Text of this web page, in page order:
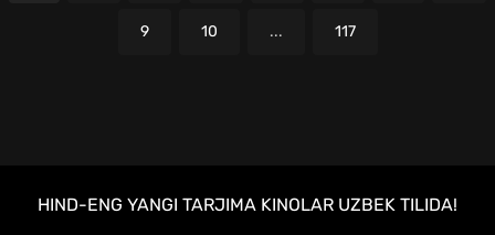
9 10 ... 117
HIND-ENG YANGI TARJIMA KINOLAR UZBEK TILIDA!